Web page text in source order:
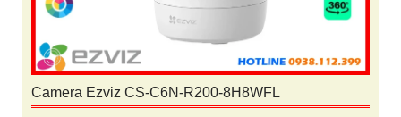
Camera Ezviz CS-C6N-R200-8H8WFL